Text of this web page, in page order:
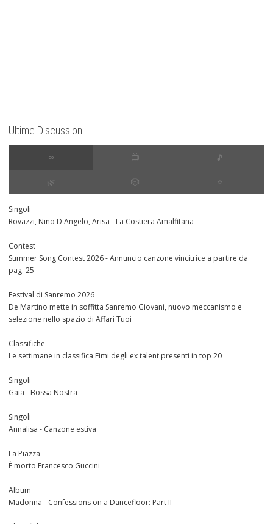
Ultime Discussioni
∞ 📺 🎵
🌿 🎲 ⭐️
Singoli
Rovazzi, Nino D'Angelo, Arisa - La Costiera Amalfitana
Contest
Summer Song Contest 2026 - Annuncio canzone vincitrice a partire da
pag. 25
Festival di Sanremo 2026
De Martino mette in soffitta Sanremo Giovani, nuovo meccanismo e
selezione nello spazio di Affari Tuoi
Classifiche
Le settimane in classifica Fimi degli ex talent presenti in top 20
Singoli
Gaia - Bossa Nostra
Singoli
Annalisa - Canzone estiva
La Piazza
È morto Francesco Guccini
Album
Madonna - Confessions on a Dancefloor: Part II